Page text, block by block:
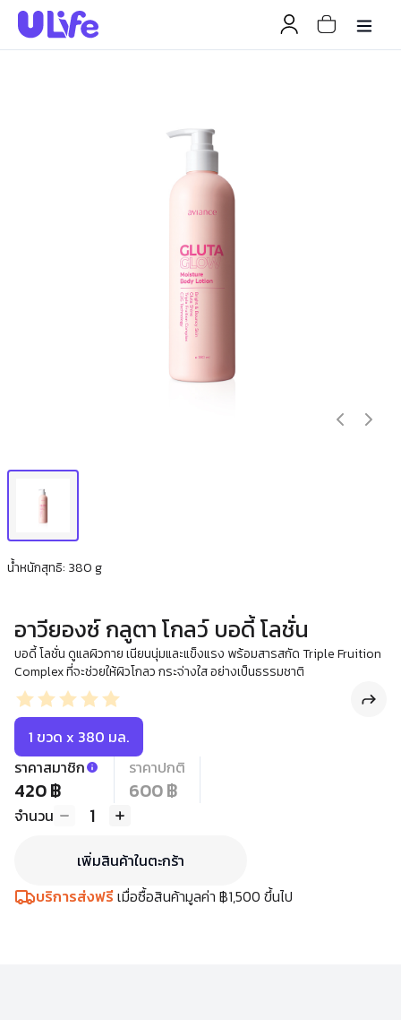
น้ำหนักสุทธิ: 380 g
อาวียองซ์ กลูตา โกลว์ บอดี้ โลชั่น
บอดี้ โลชั่น ดูแลผิวกาย เนียนนุ่มและแข็งแรง พร้อมสารสกัด Triple Fruition
Complex ที่จะช่วยให้ผิวโกลว กระจ่างใส อย่างเป็นธรรมชาติ
1 ขวด x 380 มล.
ราคาสมาชิก
420 ฿
ราคาปกติ
600 ฿
จำนวน 1
เพิ่มสินค้าในตะกร้า
บริการส่งฟรีเมื่อซื้อสินค้ามูลค่า ฿1,500 ขึ้นไป